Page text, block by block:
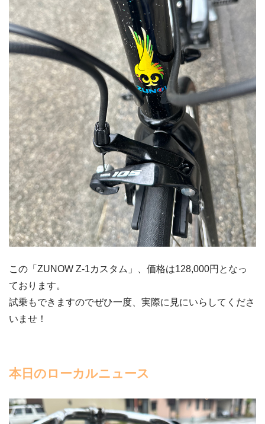
この「ZUNOW Z-1カスタム」、価格は128,000円となっ
ております。
試乗もできますのでぜひ一度、実際に見にいらしてくださ
いませ！
本日のローカルニュース